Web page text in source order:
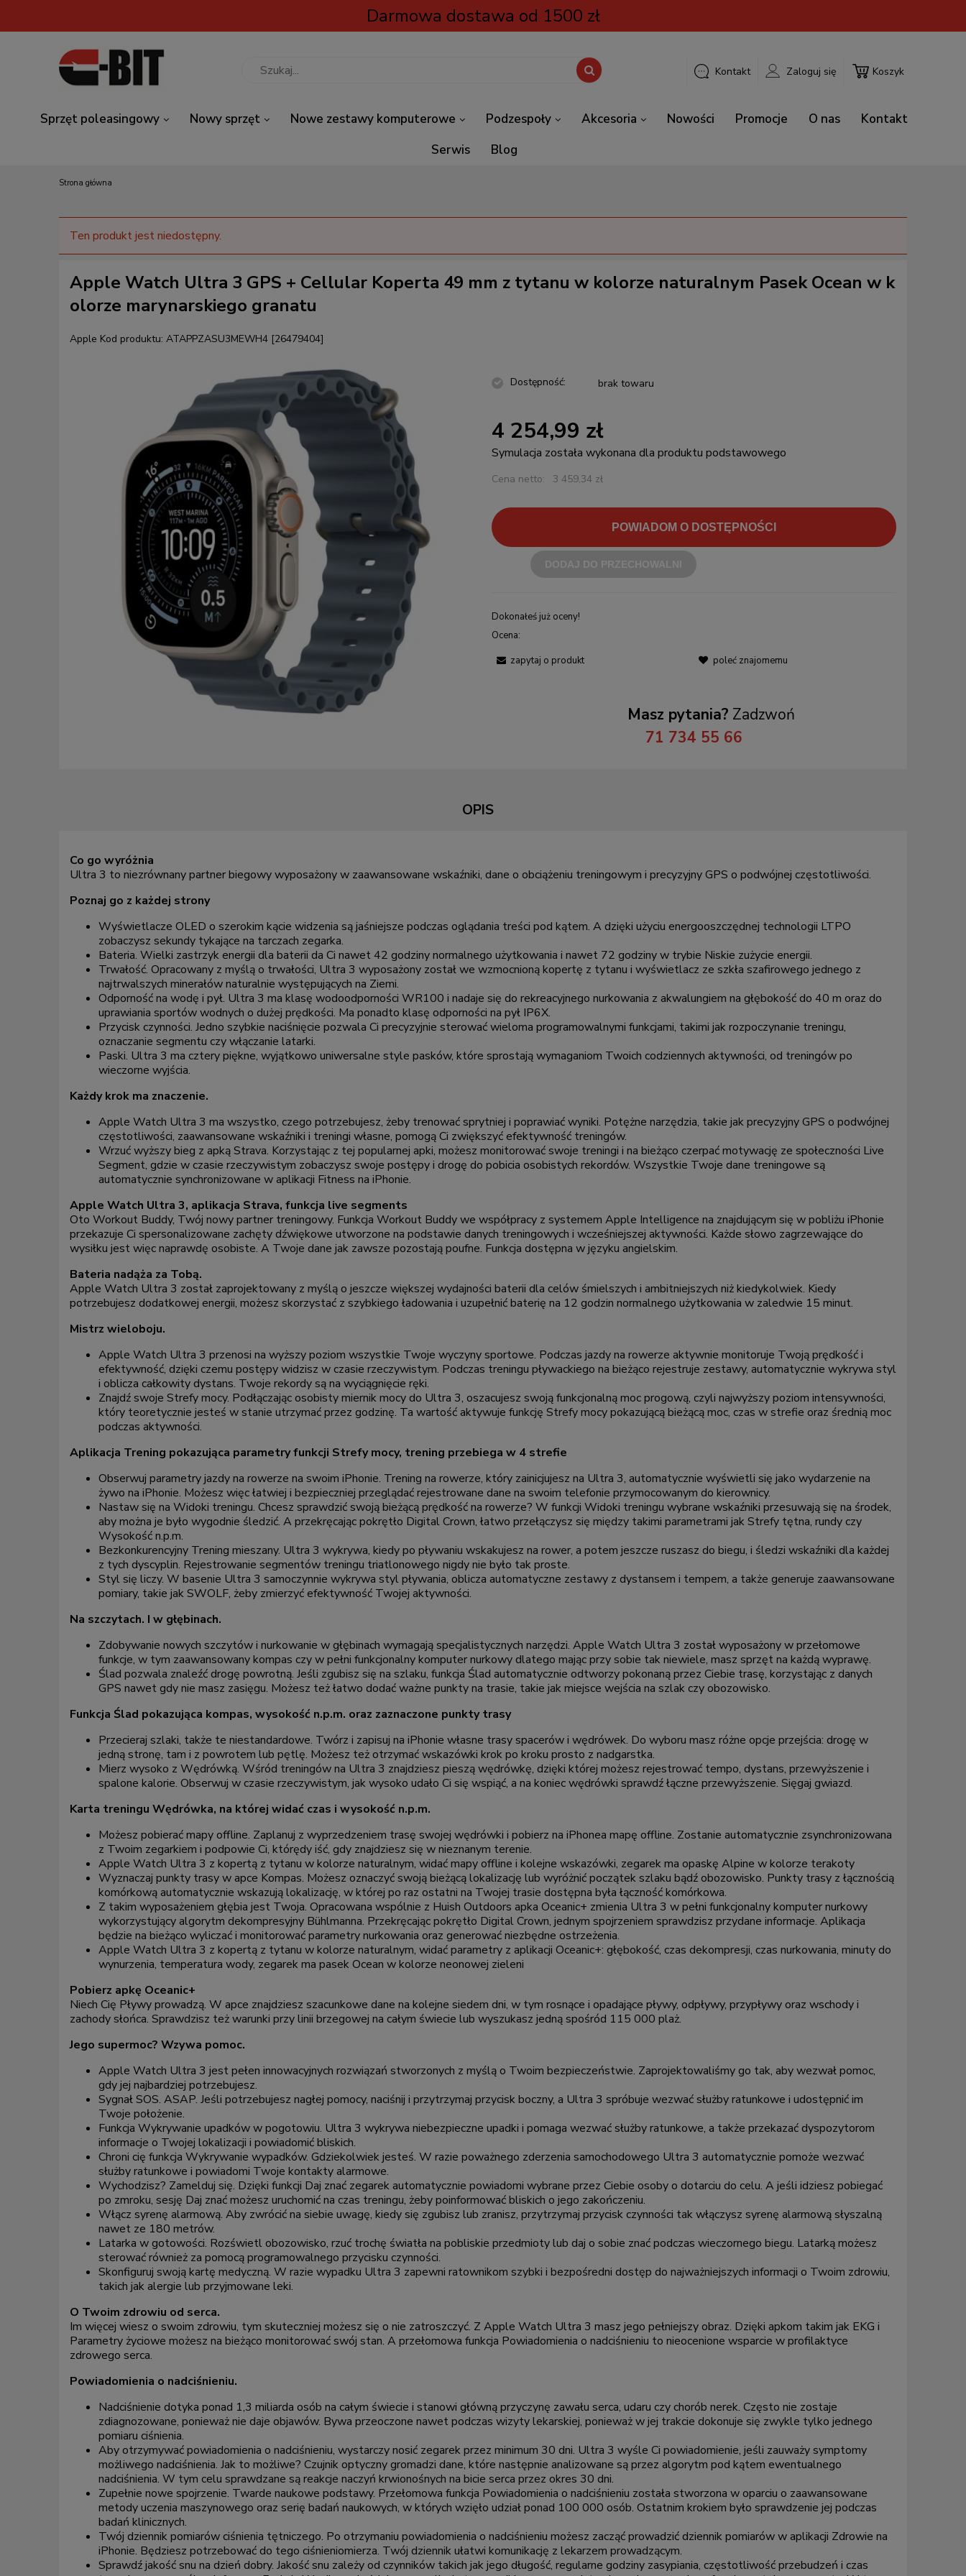
Darmowa dostawa od 1500 zł
Koszyk
Kontakt Zaloguj się
Sprzęt poleasingowy Nowy sprzęt Nowe zestawy komputerowe Podzespoły Akcesoria Nowości Promocje O nas
Kontakt
Serwis
Blog
Strona główna
Ten produkt jest niedostępny.
Apple Watch Ultra 3 GPS + Cellular Koperta 49 mm z tytanu w kolorze naturalnym Pasek Ocean w k
olorze marynarskiego granatu
Apple Kod produktu: ATAPPZASU3MEWH4 [26479404]
Dostępność: brak towaru
4 254,99 zł
Symulacja została wykonana dla produktu podstawowego
Cena netto: 3 459,34 zł
POWIADOM O DOSTĘPNOŚCI
Dokonałeś już oceny!
Ocena:
zapytaj o produkt
poleć znajomemu
Masz pytania? Zadzwoń
71 734 55 66
OPIS
Co go wyróżnia
Ultra 3 to niezrównany partner biegowy wyposażony w zaawansowane wskaźniki, dane o obciążeniu treningowym i precyzyjny GPS o podwójnej częstotliwości.
Poznaj go z każdej strony
Wyświetlacze OLED o szerokim kącie widzenia są jaśniejsze podczas oglądania treści pod kątem. A dzięki użyciu energooszczędnej technologii LTPO
zobaczysz sekundy tykające na tarczach zegarka.
Bateria. Wielki zastrzyk energii dla baterii da Ci nawet 42 godziny normalnego użytkowania i nawet 72 godziny w trybie Niskie zużycie energii.
Trwałość. Opracowany z myślą o trwałości, Ultra 3 wyposażony został we wzmocnioną kopertę z tytanu i wyświetlacz ze szkła szafirowego jednego z
najtrwalszych minerałów naturalnie występujących na Ziemi.
Odporność na wodę i pył. Ultra 3 ma klasę wodoodporności WR100 i nadaje się do rekreacyjnego nurkowania z akwalungiem na głębokość do 40 m oraz do
uprawiania sportów wodnych o dużej prędkości. Ma ponadto klasę odporności na pył IP6X.
Przycisk czynności. Jedno szybkie naciśnięcie pozwala Ci precyzyjnie sterować wieloma programowalnymi funkcjami, takimi jak rozpoczynanie treningu,
oznaczanie segmentu czy włączanie latarki.
Paski. Ultra 3 ma cztery piękne, wyjątkowo uniwersalne style pasków, które sprostają wymaganiom Twoich codziennych aktywności, od treningów po
wieczorne wyjścia.
Każdy krok ma znaczenie.
Apple Watch Ultra 3 ma wszystko, czego potrzebujesz, żeby trenować sprytniej i poprawiać wyniki. Potężne narzędzia, takie jak precyzyjny GPS o podwójnej
częstotliwości, zaawansowane wskaźniki i treningi własne, pomogą Ci zwiększyć efektywność treningów.
Wrzuć wyższy bieg z apką Strava. Korzystając z tej popularnej apki, możesz monitorować swoje treningi i na bieżąco czerpać motywację ze społeczności Live
Segment, gdzie w czasie rzeczywistym zobaczysz swoje postępy i drogę do pobicia osobistych rekordów. Wszystkie Twoje dane treningowe są
automatycznie synchronizowane w aplikacji Fitness na iPhonie.
Apple Watch Ultra 3, aplikacja Strava, funkcja live segments
Oto Workout Buddy, Twój nowy partner treningowy. Funkcja Workout Buddy we współpracy z systemem Apple Intelligence na znajdującym się w pobliżu iPhonie
przekazuje Ci spersonalizowane zachęty dźwiękowe utworzone na podstawie danych treningowych i wcześniejszej aktywności. Każde słowo zagrzewające do
wysiłku jest więc naprawdę osobiste. A Twoje dane jak zawsze pozostają poufne. Funkcja dostępna w języku angielskim.
Bateria nadąża za Tobą.
Apple Watch Ultra 3 został zaprojektowany z myślą o jeszcze większej wydajności baterii dla celów śmielszych i ambitniejszych niż kiedykolwiek. Kiedy
potrzebujesz dodatkowej energii, możesz skorzystać z szybkiego ładowania i uzupełnić baterię na 12 godzin normalnego użytkowania w zaledwie 15 minut.
Mistrz wieloboju.
Apple Watch Ultra 3 przenosi na wyższy poziom wszystkie Twoje wyczyny sportowe. Podczas jazdy na rowerze aktywnie monitoruje Twoją prędkość i
efektywność, dzięki czemu postępy widzisz w czasie rzeczywistym. Podczas treningu pływackiego na bieżąco rejestruje zestawy, automatycznie wykrywa styl
i oblicza całkowity dystans. Twoje rekordy są na wyciągnięcie ręki.
Znajdź swoje Strefy mocy. Podłączając osobisty miernik mocy do Ultra 3, oszacujesz swoją funkcjonalną moc progową, czyli najwyższy poziom intensywności,
który teoretycznie jesteś w stanie utrzymać przez godzinę. Ta wartość aktywuje funkcję Strefy mocy pokazującą bieżącą moc, czas w strefie oraz średnią moc
podczas aktywności.
Aplikacja Trening pokazująca parametry funkcji Strefy mocy, trening przebiega w 4 strefie
Obserwuj parametry jazdy na rowerze na swoim iPhonie. Trening na rowerze, który zainicjujesz na Ultra 3, automatycznie wyświetli się jako wydarzenie na
żywo na iPhonie. Możesz więc łatwiej i bezpieczniej przeglądać rejestrowane dane na swoim telefonie przymocowanym do kierownicy.
Nastaw się na Widoki treningu. Chcesz sprawdzić swoją bieżącą prędkość na rowerze? W funkcji Widoki treningu wybrane wskaźniki przesuwają się na środek,
aby można je było wygodnie śledzić. A przekręcając pokrętło Digital Crown, łatwo przełączysz się między takimi parametrami jak Strefy tętna, rundy czy
Wysokość n.p.m.
Bezkonkurencyjny Trening mieszany. Ultra 3 wykrywa, kiedy po pływaniu wskakujesz na rower, a potem jeszcze ruszasz do biegu, i śledzi wskaźniki dla każdej
z tych dyscyplin. Rejestrowanie segmentów treningu triatlonowego nigdy nie było tak proste.
Styl się liczy. W basenie Ultra 3 samoczynnie wykrywa styl pływania, oblicza automatyczne zestawy z dystansem i tempem, a także generuje zaawansowane
pomiary, takie jak SWOLF, żeby zmierzyć efektywność Twojej aktywności.
Na szczytach. I w głębinach.
Zdobywanie nowych szczytów i nurkowanie w głębinach wymagają specjalistycznych narzędzi. Apple Watch Ultra 3 został wyposażony w przełomowe
funkcje, w tym zaawansowany kompas czy w pełni funkcjonalny komputer nurkowy dlatego mając przy sobie tak niewiele, masz sprzęt na każdą wyprawę.
Ślad pozwala znaleźć drogę powrotną. Jeśli zgubisz się na szlaku, funkcja Ślad automatycznie odtworzy pokonaną przez Ciebie trasę, korzystając z danych
GPS nawet gdy nie masz zasięgu. Możesz też łatwo dodać ważne punkty na trasie, takie jak miejsce wejścia na szlak czy obozowisko.
Funkcja Ślad pokazująca kompas, wysokość n.p.m. oraz zaznaczone punkty trasy
Przecieraj szlaki, także te niestandardowe. Twórz i zapisuj na iPhonie własne trasy spacerów i wędrówek. Do wyboru masz różne opcje przejścia: drogę w
jedną stronę, tam i z powrotem lub pętlę. Możesz też otrzymać wskazówki krok po kroku prosto z nadgarstka.
Mierz wysoko z Wędrówką. Wśród treningów na Ultra 3 znajdziesz pieszą wędrówkę, dzięki której możesz rejestrować tempo, dystans, przewyższenie i
spalone kalorie. Obserwuj w czasie rzeczywistym, jak wysoko udało Ci się wspiąć, a na koniec wędrówki sprawdź łączne przewyższenie. Sięgaj gwiazd.
Karta treningu Wędrówka, na której widać czas i wysokość n.p.m.
Możesz pobierać mapy offline. Zaplanuj z wyprzedzeniem trasę swojej wędrówki i pobierz na iPhonea mapę offline. Zostanie automatycznie zsynchronizowana
z Twoim zegarkiem i podpowie Ci, którędy iść, gdy znajdziesz się w nieznanym terenie.
Apple Watch Ultra 3 z kopertą z tytanu w kolorze naturalnym, widać mapy offline i kolejne wskazówki, zegarek ma opaskę Alpine w kolorze terakoty
Wyznaczaj punkty trasy w apce Kompas. Możesz oznaczyć swoją bieżącą lokalizację lub wyróżnić początek szlaku bądź obozowisko. Punkty trasy z łącznością
komórkową automatycznie wskazują lokalizację, w której po raz ostatni na Twojej trasie dostępna była łączność komórkowa.
Z takim wyposażeniem głębia jest Twoja. Opracowana wspólnie z Huish Outdoors apka Oceanic+ zmienia Ultra 3 w pełni funkcjonalny komputer nurkowy
wykorzystujący algorytm dekompresyjny Bühlmanna. Przekręcając pokrętło Digital Crown, jednym spojrzeniem sprawdzisz przydane informacje. Aplikacja
będzie na bieżąco wyliczać i monitorować parametry nurkowania oraz generować niezbędne ostrzeżenia.
Apple Watch Ultra 3 z kopertą z tytanu w kolorze naturalnym, widać parametry z aplikacji Oceanic+: głębokość, czas dekompresji, czas nurkowania, minuty do
wynurzenia, temperatura wody, zegarek ma pasek Ocean w kolorze neonowej zieleni
Pobierz apkę Oceanic+
Niech Cię Pływy prowadzą. W apce znajdziesz szacunkowe dane na kolejne siedem dni, w tym rosnące i opadające pływy, odpływy, przypływy oraz wschody i
zachody słońca. Sprawdzisz też warunki przy linii brzegowej na całym świecie lub wyszukasz jedną spośród 115 000 plaż.
Jego supermoc? Wzywa pomoc.
Apple Watch Ultra 3 jest pełen innowacyjnych rozwiązań stworzonych z myślą o Twoim bezpieczeństwie. Zaprojektowaliśmy go tak, aby wezwał pomoc,
gdy jej najbardziej potrzebujesz.
Sygnał SOS. ASAP. Jeśli potrzebujesz nagłej pomocy, naciśnij i przytrzymaj przycisk boczny, a Ultra 3 spróbuje wezwać służby ratunkowe i udostępnić im
Twoje położenie.
Funkcja Wykrywanie upadków w pogotowiu. Ultra 3 wykrywa niebezpieczne upadki i pomaga wezwać służby ratunkowe, a także przekazać dyspozytorom
informacje o Twojej lokalizacji i powiadomić bliskich.
Chroni cię funkcja Wykrywanie wypadków. Gdziekolwiek jesteś. W razie poważnego zderzenia samochodowego Ultra 3 automatycznie pomoże wezwać
służby ratunkowe i powiadomi Twoje kontakty alarmowe.
Wychodzisz? Zamelduj się. Dzięki funkcji Daj znać zegarek automatycznie powiadomi wybrane przez Ciebie osoby o dotarciu do celu. A jeśli idziesz pobiegać
po zmroku, sesję Daj znać możesz uruchomić na czas treningu, żeby poinformować bliskich o jego zakończeniu.
Włącz syrenę alarmową. Aby zwrócić na siebie uwagę, kiedy się zgubisz lub zranisz, przytrzymaj przycisk czynności tak włączysz syrenę alarmową słyszalną
nawet ze 180 metrów.
Latarka w gotowości. Rozświetl obozowisko, rzuć trochę światła na pobliskie przedmioty lub daj o sobie znać podczas wieczornego biegu. Latarką możesz
sterować również za pomocą programowalnego przycisku czynności.
Skonfiguruj swoją kartę medyczną. W razie wypadku Ultra 3 zapewni ratownikom szybki i bezpośredni dostęp do najważniejszych informacji o Twoim zdrowiu,
takich jak alergie lub przyjmowane leki.
O Twoim zdrowiu od serca.
Im więcej wiesz o swoim zdrowiu, tym skuteczniej możesz się o nie zatroszczyć. Z Apple Watch Ultra 3 masz jego pełniejszy obraz. Dzięki apkom takim jak EKG i
Parametry życiowe możesz na bieżąco monitorować swój stan. A przełomowa funkcja Powiadomienia o nadciśnieniu to nieocenione wsparcie w profilaktyce
zdrowego serca.
Powiadomienia o nadciśnieniu.
Nadciśnienie dotyka ponad 1,3 miliarda osób na całym świecie i stanowi główną przyczynę zawału serca, udaru czy chorób nerek. Często nie zostaje
zdiagnozowane, ponieważ nie daje objawów. Bywa przeoczone nawet podczas wizyty lekarskiej, ponieważ w jej trakcie dokonuje się zwykle tylko jednego
pomiaru ciśnienia.
Aby otrzymywać powiadomienia o nadciśnieniu, wystarczy nosić zegarek przez minimum 30 dni. Ultra 3 wyśle Ci powiadomienie, jeśli zauważy symptomy
możliwego nadciśnienia. Jak to możliwe? Czujnik optyczny gromadzi dane, które następnie analizowane są przez algorytm pod kątem ewentualnego
nadciśnienia. W tym celu sprawdzane są reakcje naczyń krwionośnych na bicie serca przez okres 30 dni.
Zupełnie nowe spojrzenie. Twarde naukowe podstawy. Przełomowa funkcja Powiadomienia o nadciśnieniu została stworzona w oparciu o zaawansowane
metody uczenia maszynowego oraz serię badań naukowych, w których wzięło udział ponad 100 000 osób. Ostatnim krokiem było sprawdzenie jej podczas
badań klinicznych.
Twój dziennik pomiarów ciśnienia tętniczego. Po otrzymaniu powiadomienia o nadciśnieniu możesz zacząć prowadzić dziennik pomiarów w aplikacji Zdrowie na
iPhonie. Będziesz potrzebować do tego ciśnieniomierza. Twój dziennik ułatwi komunikację z lekarzem prowadzącym.
Sprawdź jakość snu na dzień dobry. Jakość snu zależy od czynników takich jak jego długość, regularne godziny zasypiania, częstotliwość przebudzeń i czas